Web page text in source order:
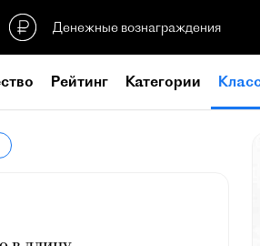
Денежные вознаграждения
Рейтинг Категории